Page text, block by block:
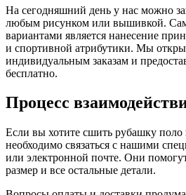
На сегодняшний день у нас можно
любым рисунком или вышивкой.
вариантами является нанесение
и спортивной атрибутики. Мы
индивидуальным заказам и
бесплатно.
Процесс
Если вы хотите сшить рубашку поло
необходимо связаться с нашими
или электронной почте. Они
размер и все остальные детали.